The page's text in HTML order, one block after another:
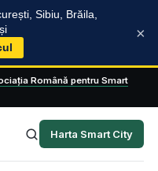
Sibiu, Brăila,
×
Română pentru Smart
Harta Smart City